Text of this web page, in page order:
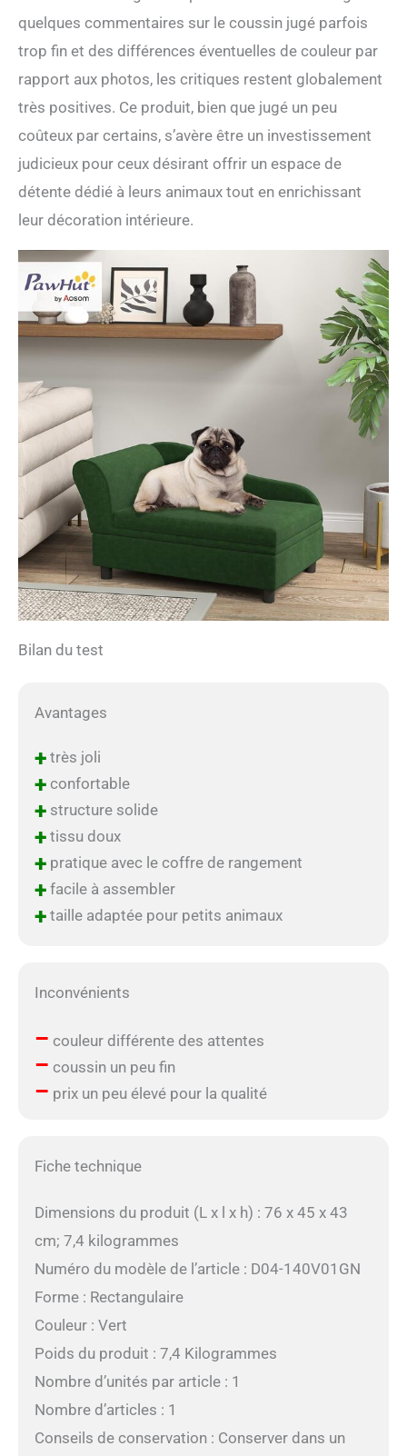
quelques commentaires sur le coussin jugé parfois
trop fin et des différences éventuelles de couleur par
rapport aux photos, les critiques restent globalement
très positives. Ce produit, bien que jugé un peu
coûteux par certains, s’avère être un investissement
judicieux pour ceux désirant offrir un espace de
détente dédié à leurs animaux tout en enrichissant
leur décoration intérieure.
Bilan du test
Avantages
+très joli
+confortable
+structure solide
+tissu doux
+pratique avec le coffre de rangement
+facile à assembler
+taille adaptée pour petits animaux
Inconvénients
– couleur différente des attentes
– coussin un peu fin
– prix un peu élevé pour la qualité
Fiche technique
Dimensions du produit (L x l x h) : 76 x 45 x 43
cm; 7,4 kilogrammes
Numéro du modèle de l’article : D04-140V01GN
Forme : Rectangulaire
Couleur : Vert
Poids du produit : 7,4 Kilogrammes
Nombre d’unités par article : 1
Nombre d’articles : 1
Conseils de conservation : Conserver dans un